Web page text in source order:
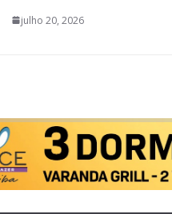
julho 20, 2026